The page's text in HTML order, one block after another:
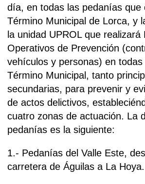
día, en todas las pedanías que
Término Municipal de Lorca, y
la unidad UPROL que realizará
Operativos de Prevención
vehículos y personas) en todas
Término Municipal, tanto
secundarias, para prevenir y
de actos delictivos,
cuatro zonas de actuación. La
pedanías es la siguiente:
1.- Pedanías del Valle Este,
carretera de Águilas a La Hoya.